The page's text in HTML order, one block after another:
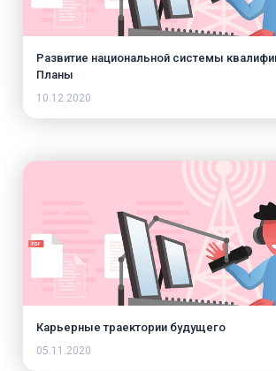
Развитие национальной системы
Планы
10.12.2020
Карьерные траектории будущего
05.11.2020